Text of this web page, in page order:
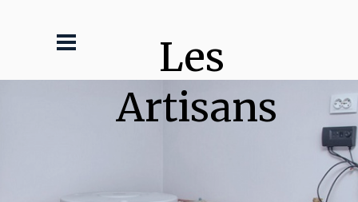
Les
Artisans